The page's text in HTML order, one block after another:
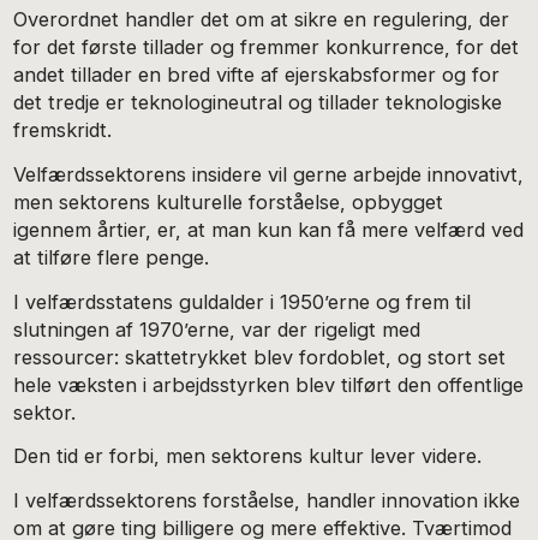
Overordnet handler det om at sikre en regulering, der
for det første tillader og fremmer konkurrence, for det
andet tillader en bred vifte af ejerskabsformer og for
det tredje er teknologineutral og tillader teknologiske
fremskridt.
Velfærdssektorens insidere vil gerne arbejde innovativt,
men sektorens kulturelle forståelse, opbygget
igennem årtier, er, at man kun kan få mere velfærd ved
at tilføre flere penge.
I velfærdsstatens guldalder i 1950’erne og frem til
slutningen af 1970’erne, var der rigeligt med
ressourcer: skattetrykket blev fordoblet, og stort set
hele væksten i arbejdsstyrken blev tilført den offentlige
sektor.
Den tid er forbi, men sektorens kultur lever videre.
I velfærdssektorens forståelse, handler innovation ikke
om at gøre ting billigere og mere effektive. Tværtimod